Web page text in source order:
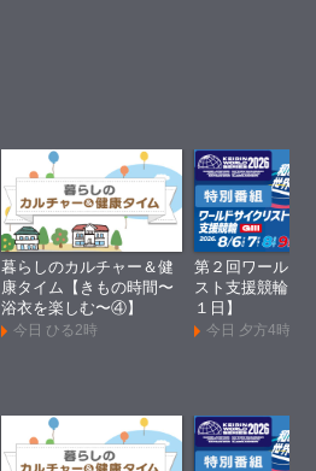
暮らしのカルチャー＆健
康タイム【きもの時間〜
浴衣を楽しむ〜④】
今日 ひる2時
第２回ワールド
スト支援競輪
１日】
今日 夕方4時